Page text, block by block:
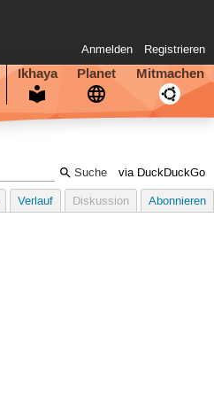
Anmelden Registrieren
Ikhaya Planet Mitmachen
via DuckDuckGo
Verlauf Diskussion Abonnieren